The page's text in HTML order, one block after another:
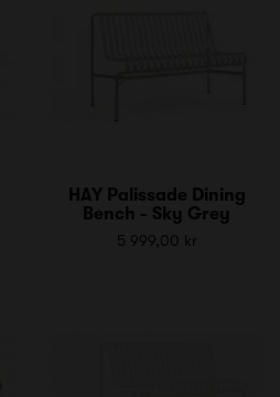
HAY Palissade Dining
Bench - Sky Grey
5 999,00 kr